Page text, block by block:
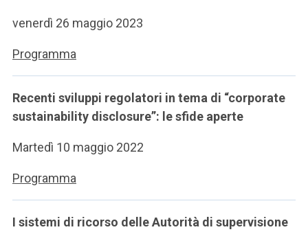
venerdì 26 maggio 2023
Programma
Recenti sviluppi regolatori in tema di “corporate
sustainability disclosure”: le sfide aperte
Martedì 10 maggio 2022
Programma
I sistemi di ricorso delle Autorità di supervisione